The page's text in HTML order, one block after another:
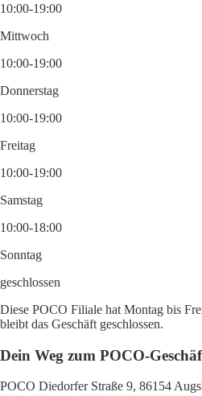
10:00-19:00
Mittwoch
10:00-19:00
Donnerstag
10:00-19:00
Freitag
10:00-19:00
Samstag
10:00-18:00
Sonntag
geschlossen
Diese POCO Filiale hat Montag bis
bleibt das Geschäft geschlossen.
Dein Weg zum POCO-
POCO Diedorfer Straße 9, 86154